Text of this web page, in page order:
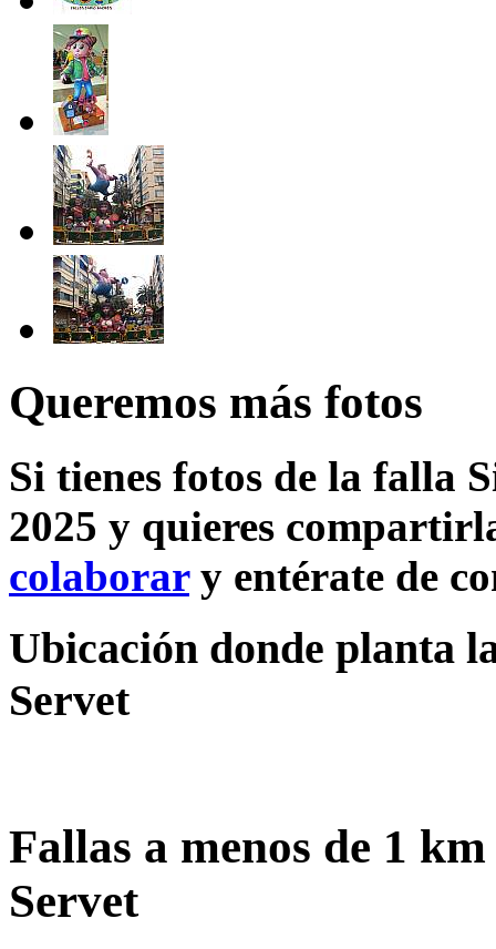
Queremos más fotos
Si tienes fotos de la falla
2025 y quieres
colaborary entérate de
Ubicación donde planta
Servet
Fallas a menos de 1
Servet